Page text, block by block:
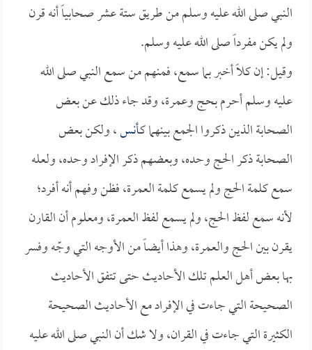
النبي صلى الله عليه وسلم من طريق ستة عشر صحابياً أنه قرن
ولم يكن مفرداً صلى الله عليه وسلم.
وقيل: إن كلاً أخبر بما سمع، فمنهم من سمع النبي صلى الله
عليه وسلم أحرم بحج وعمرة، وقد جاء ذلك عن بعض
الصحابة الذين ذكروا الجمع بينهما كـأنس، ولكن بعض
الصحابة ذكر الحج وحده، وبعضهم ذكر الإفراد وحده، ولعله
سمع كلمة الحج ولم يسمع كلمة العمرة، فظن وفهم أنه أفرد؛
لأنه سمع لفظ الحج، ولم يسمع لفظ العمرة، ومعلوم أن القارن
يقرن بين الحج والعمرة، وهذا أيضاً من الأوجه التي وجّه وفسر
بها بعض أهل العلم تلك الأحاديث حتى تتفق الأحاديث
الصحيحة التي جاءت في الإفراد مع الأحاديث الصحيحة
الكثيرة التي جاءت في القران، ولا شك أن النبي صلى الله عليه